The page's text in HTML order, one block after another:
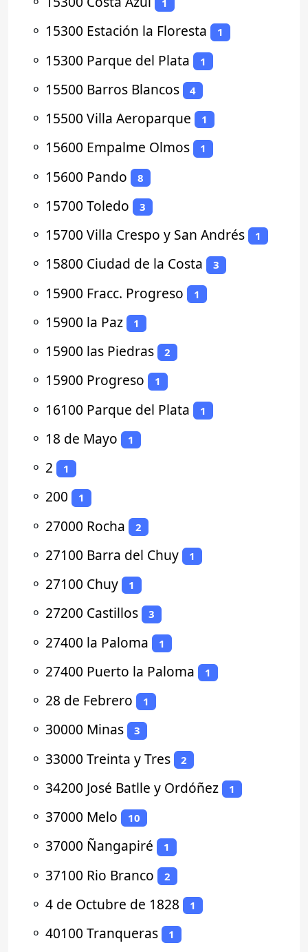
1
⚬ 15300 Estación la Floresta 1
⚬ 15300 Parque del Plata 1
⚬ 15500 Barros Blancos 4
⚬ 15500 Villa Aeroparque 1
⚬ 15600 Empalme Olmos 1
⚬ 15600 Pando 8
⚬ 15700 Toledo 3
⚬ 15700 Villa Crespo y San Andrés 1
⚬ 15800 Ciudad de la Costa 3
⚬ 15900 Fracc. Progreso 1
⚬ 15900 la Paz 1
⚬ 15900 las Piedras 2
⚬ 15900 Progreso 1
⚬ 16100 Parque del Plata 1
⚬ 18 de Mayo 1
⚬ 2 1
⚬ 200 1
⚬ 27000 Rocha 2
⚬ 27100 Barra del Chuy 1
⚬ 27100 Chuy 1
⚬ 27200 Castillos 3
⚬ 27400 la Paloma 1
⚬ 27400 Puerto la Paloma 1
⚬ 28 de Febrero 1
⚬ 30000 Minas 3
⚬ 33000 Treinta y Tres 2
⚬ 34200 José Batlle y Ordóñez 1
⚬ 37000 Melo 10
⚬ 37000 Ñangapiré 1
⚬ 37100 Rio Branco 2
⚬ 4 de Octubre de 1828 1
⚬ 40100 Tranqueras 1